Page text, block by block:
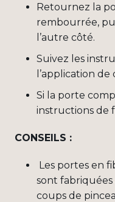
Retournez la
rembourrée,
l’autre côté.
Suivez les
l’application
Si la porte
instructions de
CONSEILS :
Les portes en
sont
coups de